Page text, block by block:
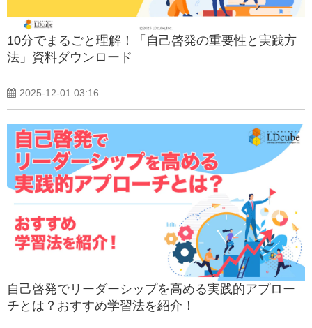
10分でまるごと理解！「自己啓発の重要性と実践方
法」資料ダウンロード
2025-12-01 03:16
自己啓発でリーダーシップを高める実践的アプロー
チとは？おすすめ学習法を紹介！